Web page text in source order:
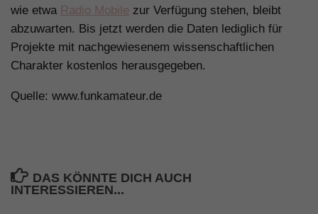
wie etwa Radio Mobile zur Verfügung stehen, bleibt
abzuwarten. Bis jetzt werden die Daten lediglich für
Projekte mit nachgewiesenem wissenschaftlichen
Charakter kostenlos herausgegeben.
Quelle: www.funkamateur.de
DAS KÖNNTE DICH AUCH
INTERESSIEREN...